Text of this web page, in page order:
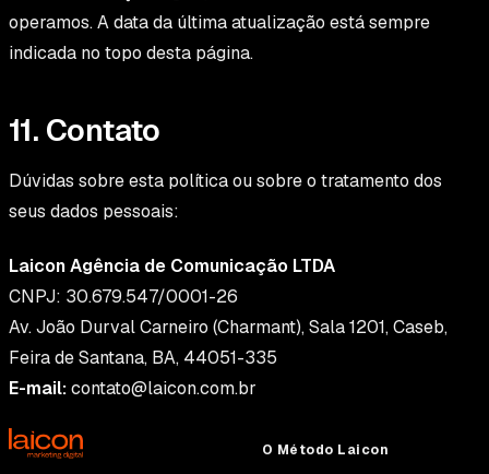
operamos. A data da última atualização está sempre
indicada no topo desta página.
11. Contato
Dúvidas sobre esta política ou sobre o tratamento dos
seus dados pessoais:
Laicon Agência de Comunicação LTDA
CNPJ: 30.679.547/0001-26
Av. João Durval Carneiro (Charmant), Sala 1201, Caseb,
Feira de Santana, BA, 44051-335
E-mail:contato@laicon.com.br
O Método Laicon